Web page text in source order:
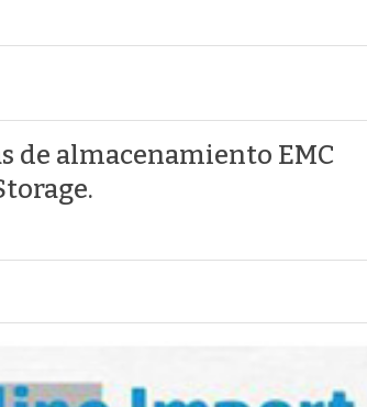
de almacenamiento EMC